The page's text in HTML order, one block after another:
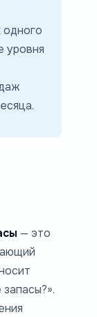
одного
уровня
— это